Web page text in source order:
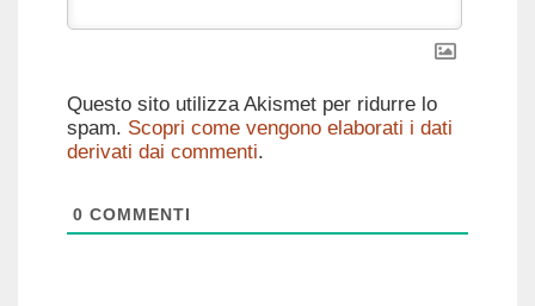
Questo sito utilizza Akismet per ridurre lo
spam. Scopri come vengono elaborati i dati
derivati dai commenti.
0 COMMENTI